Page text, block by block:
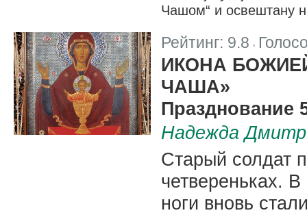
Чашом“ и освештану
Рейтинг: 9.8
ИКОНА
ЧАША»
Празднование
Надежда
Старый солдат
четвереньках.
ноги вновь